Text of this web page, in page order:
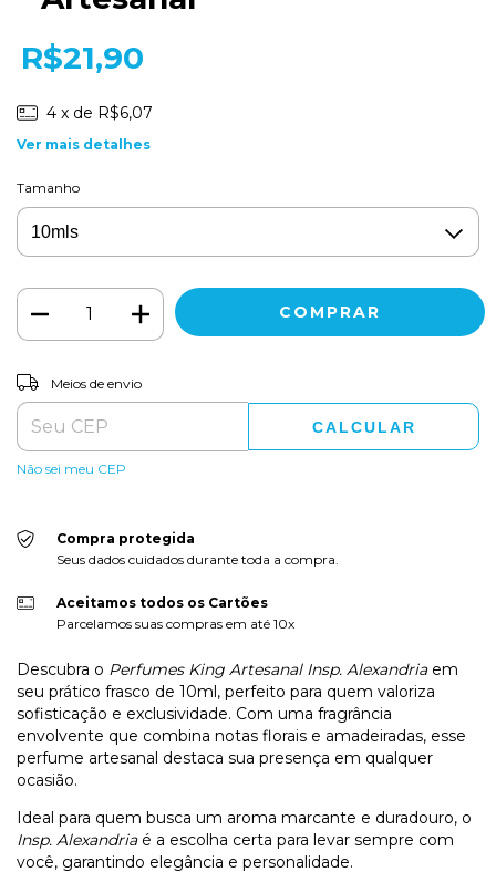
R$21,90
4 x de R$6,07
Ver mais detalhes
Tamanho
Entregas para o CEP:
Meios de envio
CALCULAR
Não sei meu CEP
Compra protegida
Seus dados cuidados durante toda a compra.
Aceitamos todos os Cartões
Parcelamos suas compras em até 10x
Descubra o Perfumes King Artesanal Insp. Alexandriaem
seu prático frasco de 10ml, perfeito para quem valoriza
sofisticação e exclusividade. Com uma fragrância
envolvente que combina notas florais e amadeiradas, esse
perfume artesanal destaca sua presença em qualquer
ocasião.
Ideal para quem busca um aroma marcante e duradouro, o
Insp. Alexandriaé a escolha certa para levar sempre com
você, garantindo elegância e personalidade.